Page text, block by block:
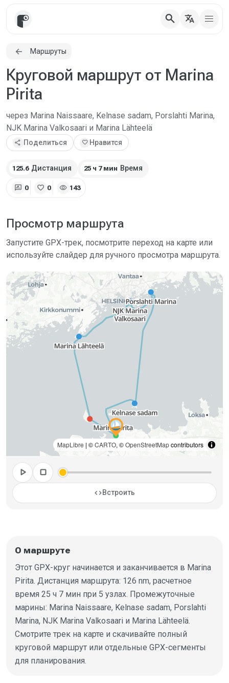
search translate
Маршруты
Круговой маршрут от Marina
Pirita
через Marina Naissaare, Kelnase sadam, Porslahti Marina,
NJK Marina Valkosaari и Marina Lähteelä
share Поделиться favorite Нравится
125.6 Дистанция 25 ч 7 мин Время
rate_review 0 favorite 0 visibility 143
Просмотр маршрута
Запустите GPX-трек, посмотрите переход на карте или
используйте слайдер для ручного просмотра маршрута.
MapLibre | ©CARTO, ©OpenStreetMapcontributors
play_arrow stop
codeВстроить
О маршруте
Этот GPX-круг начинается и заканчивается в Marina
Pirita. Дистанция маршрута: 126 nm, расчетное
время 25 ч 7 мин при 5 узлах. Промежуточные
марины: Marina Naissaare, Kelnase sadam, Porslahti
Marina, NJK Marina Valkosaari и Marina Lähteelä.
Смотрите трек на карте и скачивайте полный
круговой маршрут или отдельные GPX-сегменты
для планирования.